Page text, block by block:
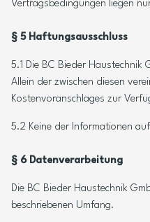
Vertragsbedingungen liegen
§ 5 Haftungsausschluss
5.1 Die BC Bieder
Allein der zwischen diesen
Kostenvoranschlages zur
5.2 Keine der Informationen
§ 6 Datenverarbeitung
Die BC Bieder Haustechnik
beschriebenen Umfang.